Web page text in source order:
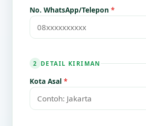
No. WhatsApp/Telepon *
2 DETAIL KIRIMAN
Kota Asal *